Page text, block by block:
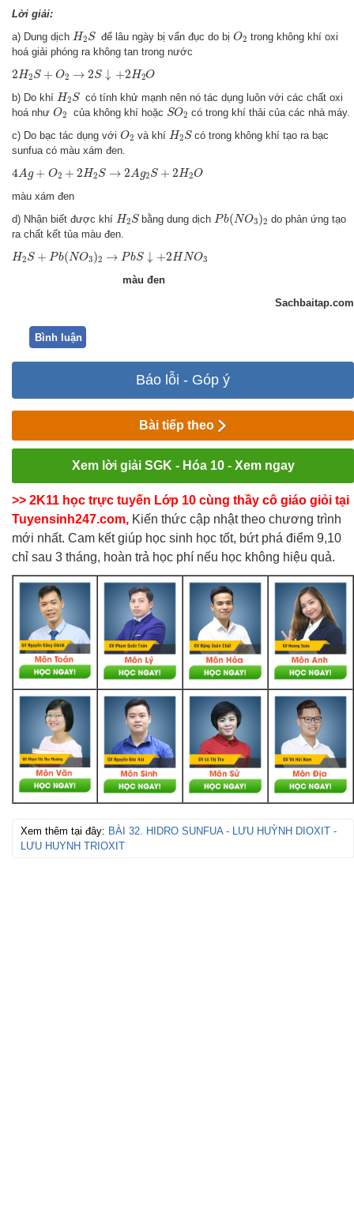
Lời giải:
a) Dung dịch H2S
H2 S để lâu ngày bị vẩn đục do bịO2
O
trong không khí oxi
hoá giải phóng ra không tan trong nước
2H2S + O2 → 2S ↓ +2H2O
2 H2 S +O2→ 2 S↓+ 2 2 O
b) Do khí H2S
H2 S có tính khử mạnh nên nó tác dụng luôn với các chất oxi
hoá như O2
O 2 của không khí hoặc SO2
SO
có trong khí thải của các nhà máy.
c) Do bạc tác dụng với O2
O và khí H2S
H2 Scó trong không khí tạo ra bạc
sunfua có màu xám đen.
4Ag + O2 + 2H2S → 2Ag2S + 2H2O
4 A O 2+ H2 S→2 2 S H 2 O
màu xám đen
d) Nhận biết được khí H2S
H2 Sbằng dung dịchPb(NO3)2
Pb (NO3 )2
do phản ứng tạo
ra chất kết tủa màu đen.
H2S + Pb(NO3)2 → PbS ↓ +2HNO3
H2 S +P b(N O3) 2→ S↓ +2 H N O3
màu đen
Sachbaitap.com
Bình luận
Báo lỗi - Góp ý
Bài tiếp theo
Xem lời giải SGK - Hóa 10 - Xem ngay
>> 2K11 học trực tuyến Lớp 10 cùng thầy cô giáo giỏi tại
Tuyensinh247.com, Kiến thức cập nhật theo chương trình
mới nhất. Cam kết giúp học sinh học tốt, bứt phá điểm 9,10
chỉ sau 3 tháng, hoàn trả học phí nếu học không hiệu quả.
Xem thêm tại đây: BÀI 32. HIDRO SUNFUA - LƯU HUỲNH DIOXIT -
LƯU HUYNH TRIOXIT